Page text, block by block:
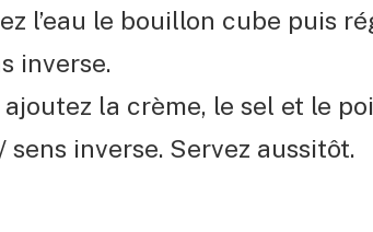
l’eau le bouillon cube puis
inverse.
la crème, le sel et le
sens inverse. Servez aussitôt.